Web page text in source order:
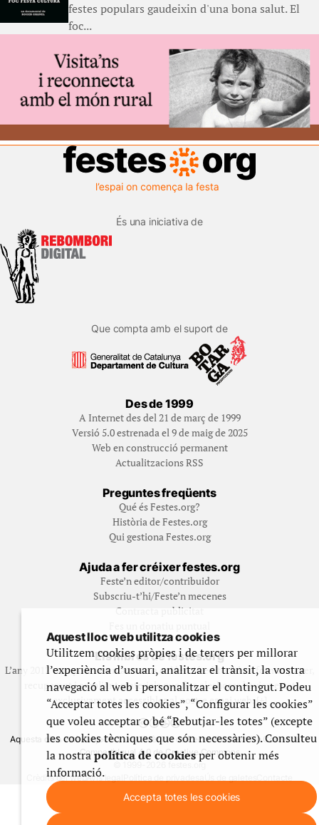
festes populars gaudeixin d'una bona salut. El
foc...
És una iniciativa de
Que compta amb el suport de
Des de 1999
A Internet des del 21 de març de 1999
Versió 5.0 estrenada el 9 de maig de 2025
Web en construcció permanent
Actualitzacions RSS
Preguntes freqüents
Qué és Festes.org?
Història de Festes.org
Qui gestiona Festes.org
Ajuda a fer créixer festes.org
Feste’n editor/contribuidor
Subscriu-t’hi/Feste’n mecenes
Contracta publicitat
Els llibres de festes.org
L’any 2012 vam posar en marxa una col·lecció editorial en format paper,
recuperant i ampliant materials que fins aleshores havien estat
exclusivament accessibles al nostre espai web. [+]
Aquesta obra està subjecta a una llicència de Reconeixement No Comercial -
CompartirIgual 4.0 de Creative Commons
© 1999-2026 festes.org
Crèdits del webAvís legal
Aquest lloc web utilitza cookies
Utilitzem cookies pròpies i de tercers per millorar
l’experiència d’usuari, analitzar el trànsit, la vostra
navegació al web i personalitzar el contingut. Podeu
“Acceptar totes les cookies”, “Configurar les cookies”
que voleu acceptar o bé “Rebutjar-les totes” (excepte
les cookies tècniques que són necessàries). Consulteu
la nostrapolítica de cookiesper obtenir més
informació.
Accepta totes les cookies